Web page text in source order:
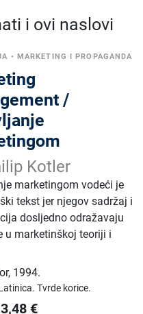
i ovi naslovi
• MARKETING I PROPAGANDA
/
Kotler
marketingom vodeći je
tekst jer njegov sadržaj i
dosljedno odražavaju
u marketinškoj teoriji i
, 1994.
Tvrde korice.
€